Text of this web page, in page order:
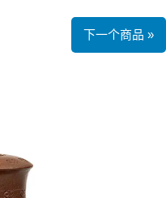
下一个商品 »